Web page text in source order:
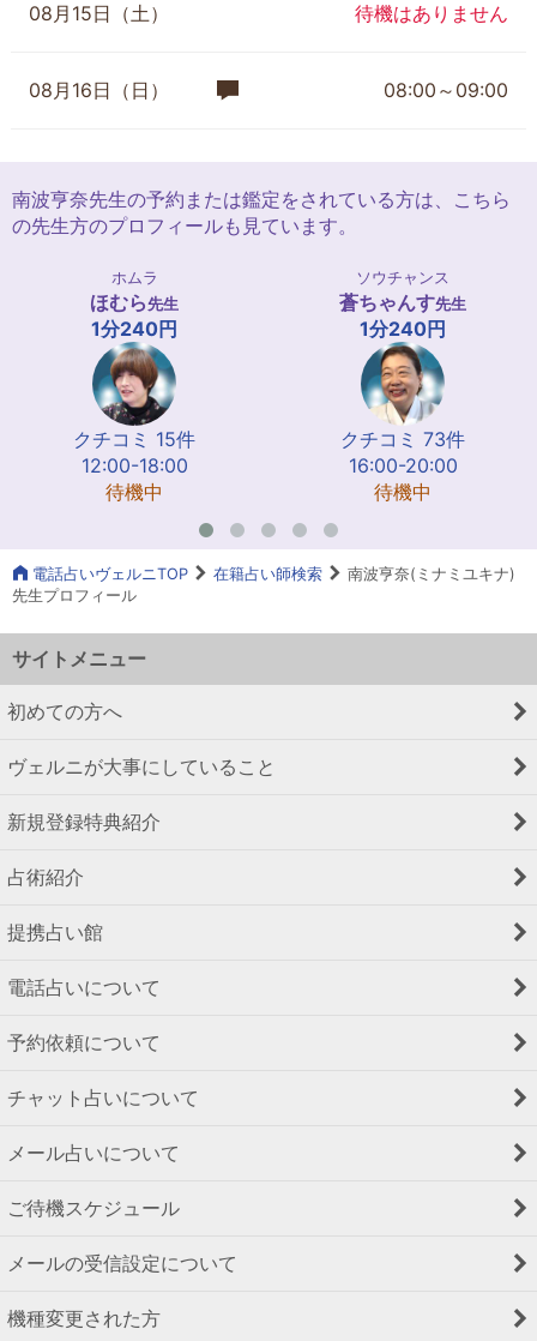
08月15日（土） 待機はありません
08月16日（日） 08:00～09:00
南波亨奈先生の予約または鑑定をされている方は、こちら
の先生方のプロフィールも見ています。
ホムラ
ほむら先生
1分240円
クチコミ 15件
12:00-18:00
待機中
ソウチャンス
蒼ちゃんす先生
1分240円
クチコミ 73件
16:00-20:00
待機中
電話占いヴェルニTOP 在籍占い師検索
南波亨奈(ミナミユキナ)
先生プロフィール
サイトメニュー
初めての方へ
ヴェルニが大事にしていること
新規登録特典紹介
占術紹介
提携占い館
電話占いについて
予約依頼について
チャット占いについて
メール占いについて
ご待機スケジュール
メールの受信設定について
機種変更された方